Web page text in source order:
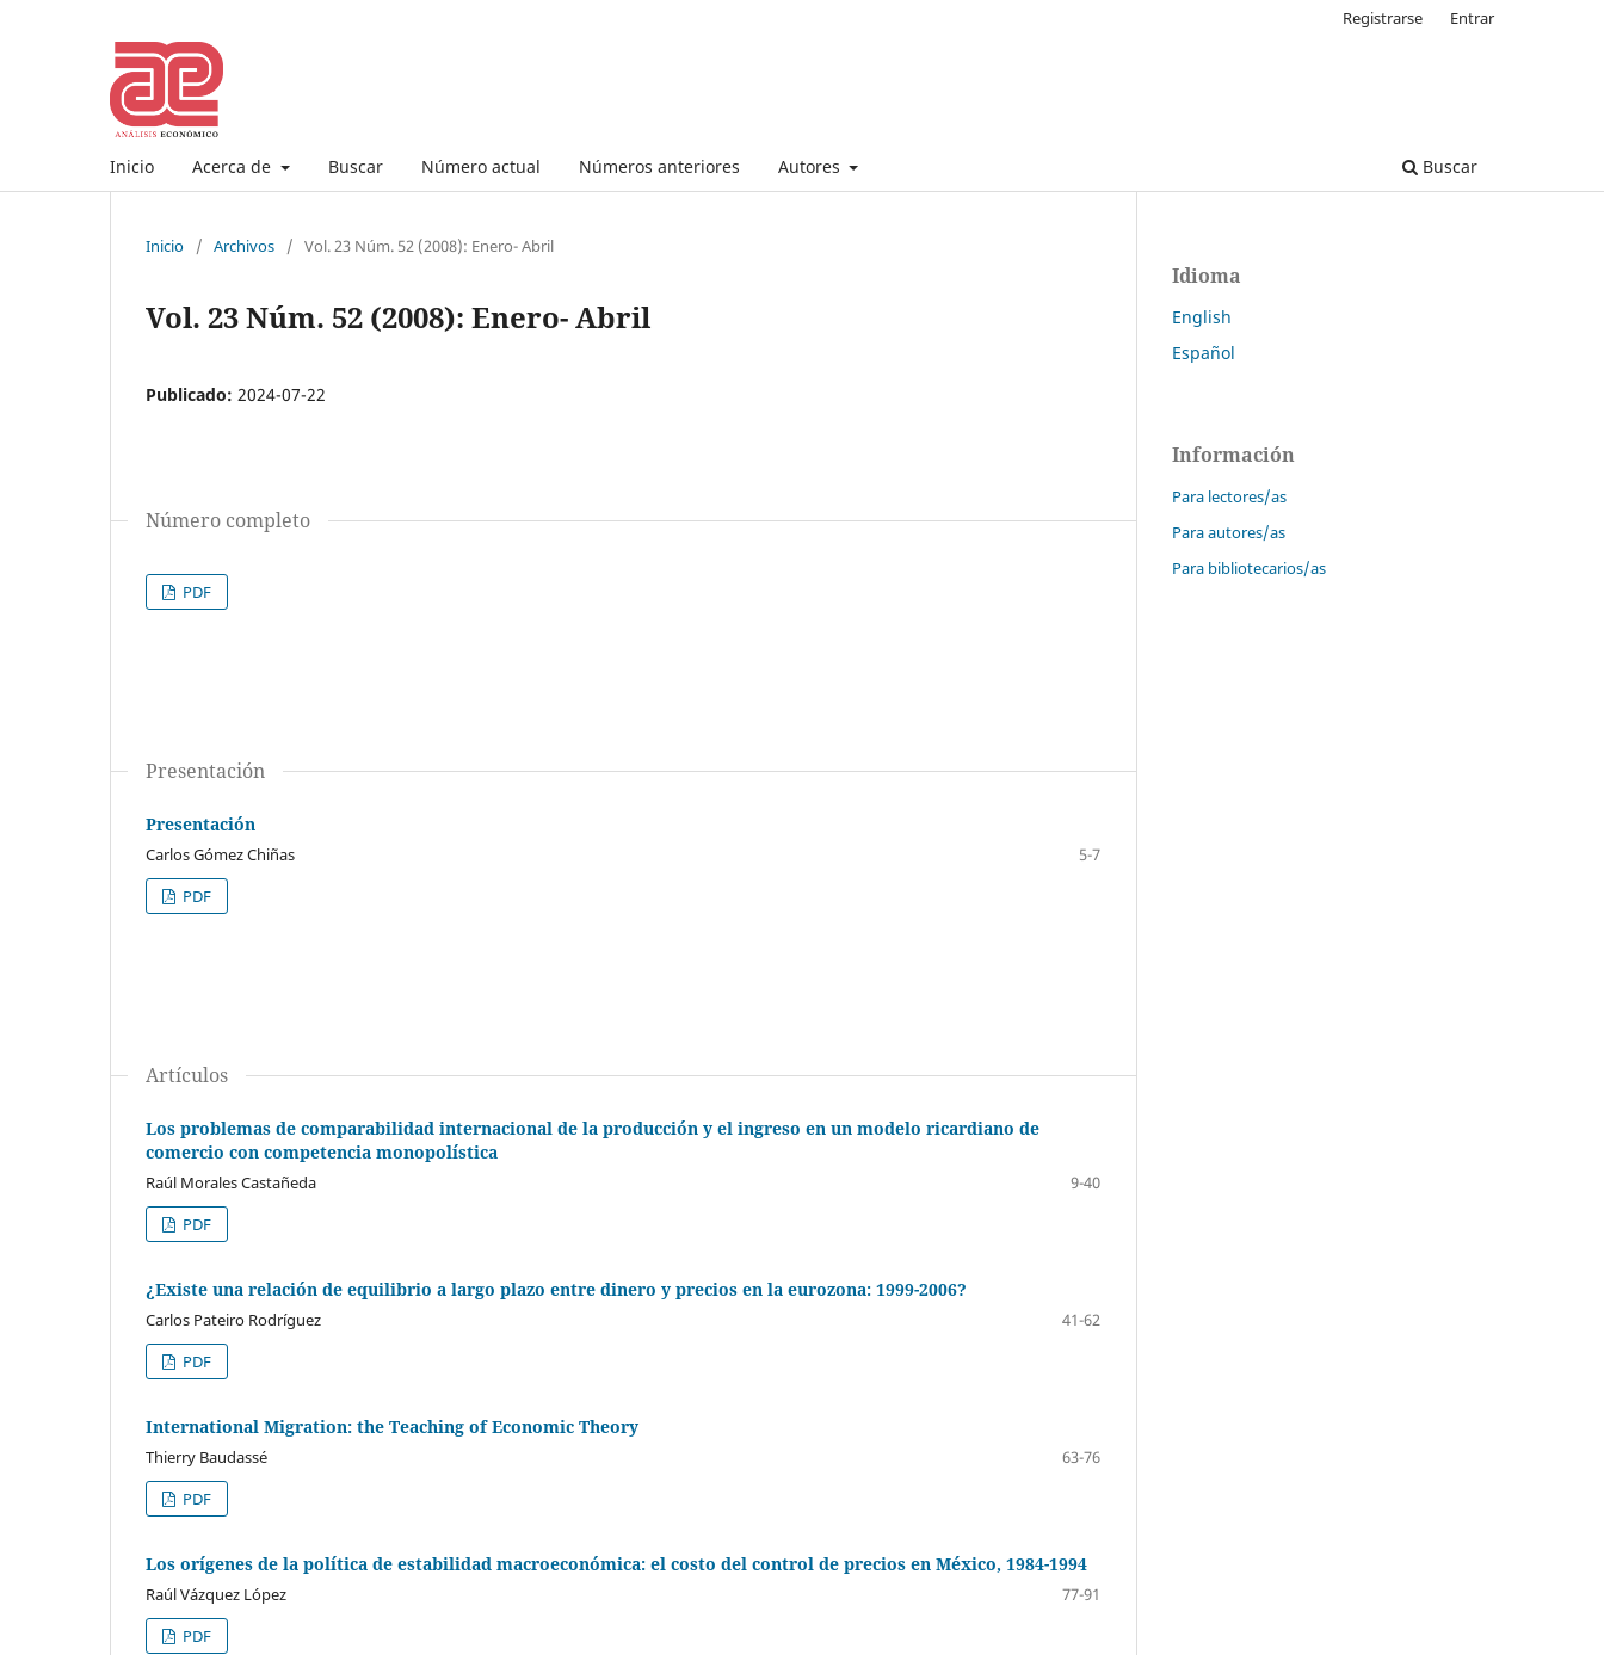
Inicio Acerca de Buscar Número actual Números anteriores Autores Buscar
Registrarse Entrar
Inicio / Archivos / Vol. 23 Núm. 52 (2008): Enero- Abril
Vol. 23 Núm. 52 (2008): Enero- Abril
Publicado: 2024-07-22
Número completo
PDF
Presentación
Presentación
Carlos Gómez Chiñas
5-7
PDF
Artículos
Los problemas de comparabilidad internacional de la producción y el ingreso en un modelo ricardiano de
comercio con competencia monopolística
Raúl Morales Castañeda
9-40
PDF
¿Existe una relación de equilibrio a largo plazo entre dinero y precios en la eurozona: 1999-2006?
Carlos Pateiro Rodríguez
41-62
PDF
International Migration: the Teaching of Economic Theory
Thierry Baudassé
63-76
PDF
Los orígenes de la política de estabilidad macroeconómica: el costo del control de precios en México, 1984-1994
Raúl Vázquez López
77-91
PDF
Idioma
English
Español
Información
Para lectores/as
Para autores/as
Para bibliotecarios/as